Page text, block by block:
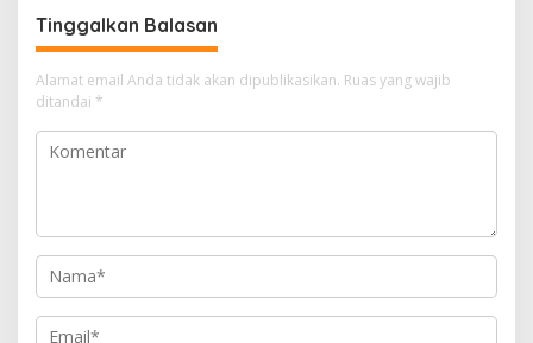
a
s
i
p
o
Tinggalkan Balasan
Alamat email Anda tidak akan dipublikasikan. Ruas yang wajib
ditandai *